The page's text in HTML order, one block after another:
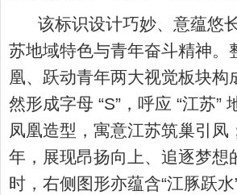
该标识设计巧妙、意蕴悠
苏地域特色与青年奋斗精神。
凰、跃动青年两大视觉板块构
然形成字母 “S”，呼应 “江苏”
凤凰造型，寓意江苏筑巢引凤
年，展现昂扬向上、追逐梦想
时，右侧图形亦蕴含“江豚跃